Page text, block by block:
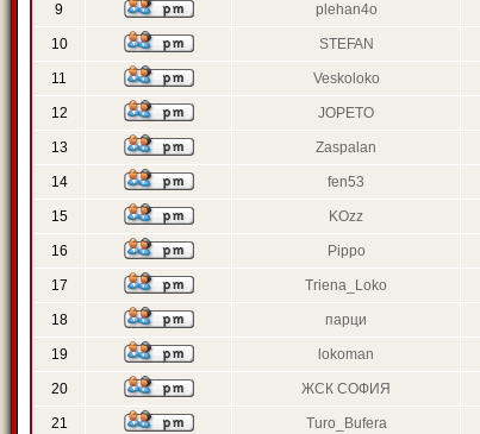
9 plehan4o
10 STEFAN
11 Veskoloko
12 JOPETO
13 Zaspalan
14 fen53
15 KOzz
16 Pippo
17 Triena_Loko
18 парци
19 lokoman
20 ЖСК СОФИЯ
21 Turo_Bufera